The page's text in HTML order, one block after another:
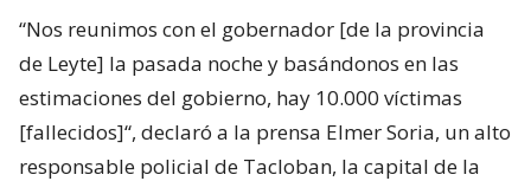
“Nos reunimos con el gobernador [de la provincia
de Leyte] la pasada noche y basándonos en las
estimaciones del gobierno, hay 10.000 víctimas
[fallecidos]“, declaró a la prensa Elmer Soria, un alto
responsable policial de Tacloban, la capital de la